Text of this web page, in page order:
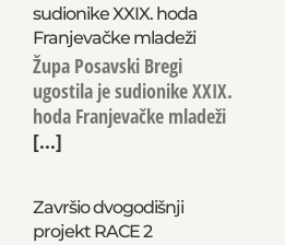
sudionike XXIX. hoda
Franjevačke mladeži
Župa Posavski Bregi
ugostila je sudionike XXIX.
hoda Franjevačke mladeži
[...]
Završio dvogodišnji
projekt RACE 2